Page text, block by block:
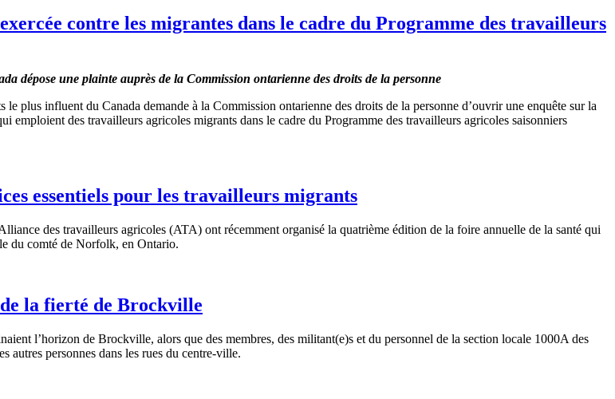
contre les migrantes dans le cadre du Programme des travailleurs
dépose une plainte auprès de la Commission ontarienne des droits de la personne
plus influent du Canada demande à la Commission ontarienne des droits de la personne d’ouvrir une enquête sur la
emploient des travailleurs agricoles migrants dans le cadre du Programme des travailleurs agricoles saisonniers
essentiels pour les travailleurs migrants
des travailleurs agricoles (ATA) ont récemment organisé la quatrième édition de la foire annuelle de la santé qui
du comté de Norfolk, en Ontario.
la fierté de Brockville
l’horizon de Brockville, alors que des membres, des militant(e)s et du personnel de la section locale 1000A des
autres personnes dans les rues du centre-ville.